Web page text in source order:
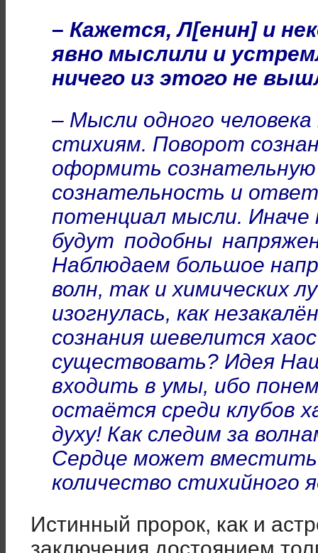
– Кажется, Л[енин] и
явно мыслили и
ничего из этого не
– Мысли одного
стихиям. Поворот
оформить
сознательность и
потенциал мысли. Иначе
будут подобны
Наблюдаем большое
волн, так и химических
изогнулась, как
сознания шевелится
существовать? Идея
входить в умы, ибо
остаётся среди клубов
духу! Как следим за
Сердце может вместить
количество стихийного
Истинный пророк, как и